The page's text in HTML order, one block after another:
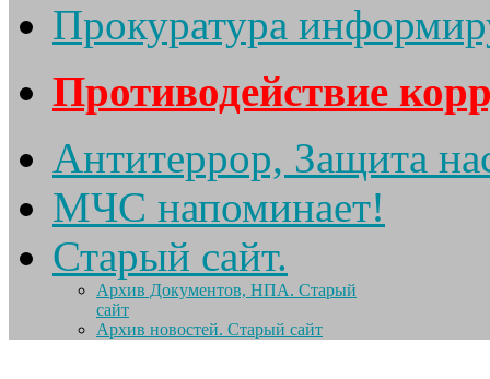
Прокуратура
Противодействие
Антитеррор, Защита
МЧС напоминает!
Старый сайт.
Архив Документов, НПА. Старый
сайт
Архив новостей. Старый сайт